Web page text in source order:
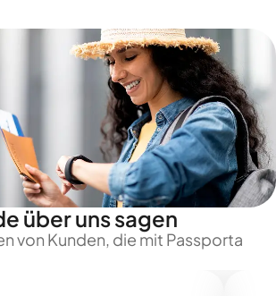
über uns sagen
von Kunden, die mit Passporta